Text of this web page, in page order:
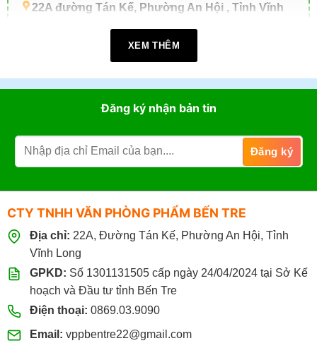
22A đường Tán Kế, Phường An Hội , Tỉnh Vĩnh
07h30 - 17h30(Từ: Thứ 2 đến Thứ 7,
Đặt mua online tại website https://vppbentre.vn
Đặt mua qua điện thoại:
0869.03.9090
096.339.3566
XEM THÊM
Đăng ký nhận bản tin
CTY TNHH VĂN PHÒNG PHẨM BẾN TRE
Địa chỉ: 22A, Đường Tán Kế, Phường An Hội, Tỉnh
Vĩnh Long
GPKD: Số 1301131505 cấp ngày 24/04/2024 tại Sở Kế
hoạch và Đầu tư tỉnh Bến Tre
Điện thoại: 0869.03.9090
Email: vppbentre22@gmail.com